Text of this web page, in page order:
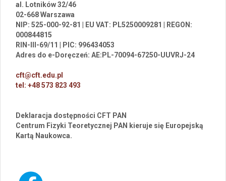
al. Lotników 32/46
02-668 Warszawa
NIP: 525-000-92-81 | EU VAT: PL5250009281 | REGON:
000844815
RIN-III-69/11 | PIC: 996434053
Adres do e-Doręczeń: AE:PL-70094-67250-UUVRJ-24
cft@cft.edu.pl
tel: +48 573 823 493
Deklaracja dostępności CFT PAN
Centrum Fizyki Teoretycznej PAN kieruje się Europejską
Kartą Naukowca.